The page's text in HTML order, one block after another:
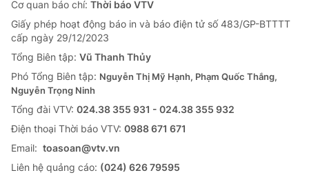
Cơ quan báo chí: Thời báo VTV
Giấy phép hoạt động báo in và báo điện tử số 483/GP-BTTTT
cấp ngày 29/12/2023
Tổng Biên tập: Vũ Thanh Thủy
Phó Tổng Biên tập: Nguyễn Thị Mỹ Hạnh, Phạm Quốc Thắng,
Nguyễn Trọng Ninh
Tổng đài VTV: 024.38 355 931 - 024.38 355 932
Ðiện thoại Thời báo VTV: 0988 671 671
Email: toasoan@vtv.vn
Liên hệ quảng cáo: (024) 626 79595